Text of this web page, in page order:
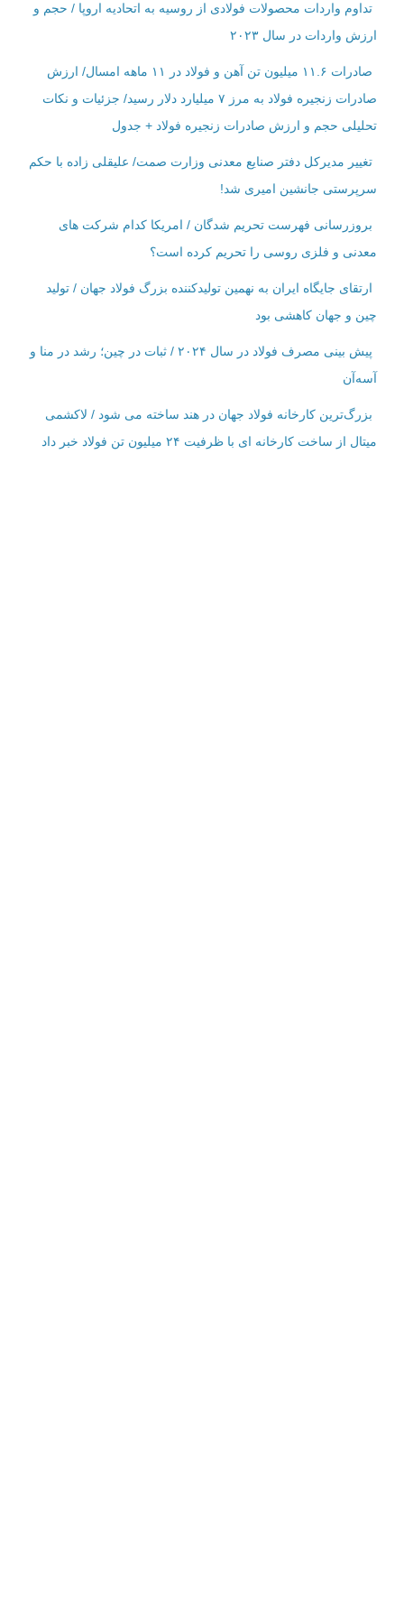
تداوم واردات محصولات فولادی از روسیه به اتحادیه اروپا / حجم و
ارزش واردات در سال ۲۰۲۳
صادرات ۱۱.۶ میلیون تن آهن و فولاد در ۱۱ ماهه امسال/ ارزش
صادرات زنجیره فولاد به مرز ۷ میلیارد دلار رسید/ جزئیات و نکات
تحلیلی حجم و ارزش صادرات زنجیره فولاد + جدول
تغییر مدیرکل دفتر صنایع معدنی وزارت صمت/ علیقلی زاده با حکم
سرپرستی جانشین امیری شد!
بروزرسانی فهرست تحریم شدگان / امریکا کدام شرکت ‌های
معدنی و فلزی روسی را تحریم کرده است؟
ارتقای جایگاه ایران به نهمین تولیدکننده بزرگ فولاد جهان / تولید
چین و جهان کاهشی بود
پیش بینی مصرف فولاد در سال ۲۰۲۴ / ثبات در چین؛ رشد در منا و
آسه‌آن
بزرگ‌ترین کارخانه فولاد جهان در هند ساخته می شود / لاکشمی
میتال از ساخت کارخانه ای با ظرفیت ۲۴ میلیون تن فولاد خبر داد